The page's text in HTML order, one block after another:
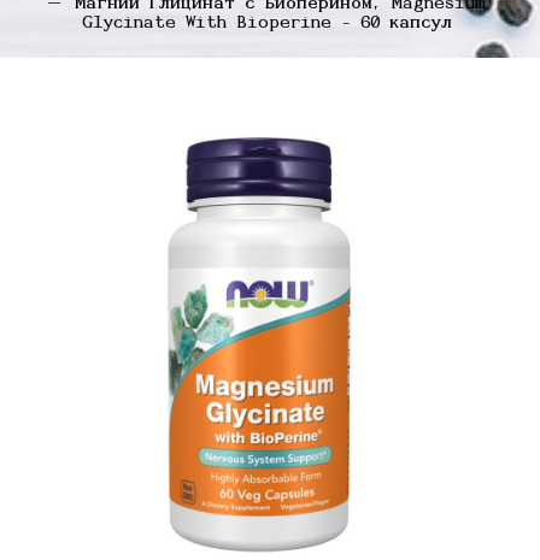
Магний Глицинат с Биоперином, Magnesium
Glycinate With Bioperine - 60 капсул